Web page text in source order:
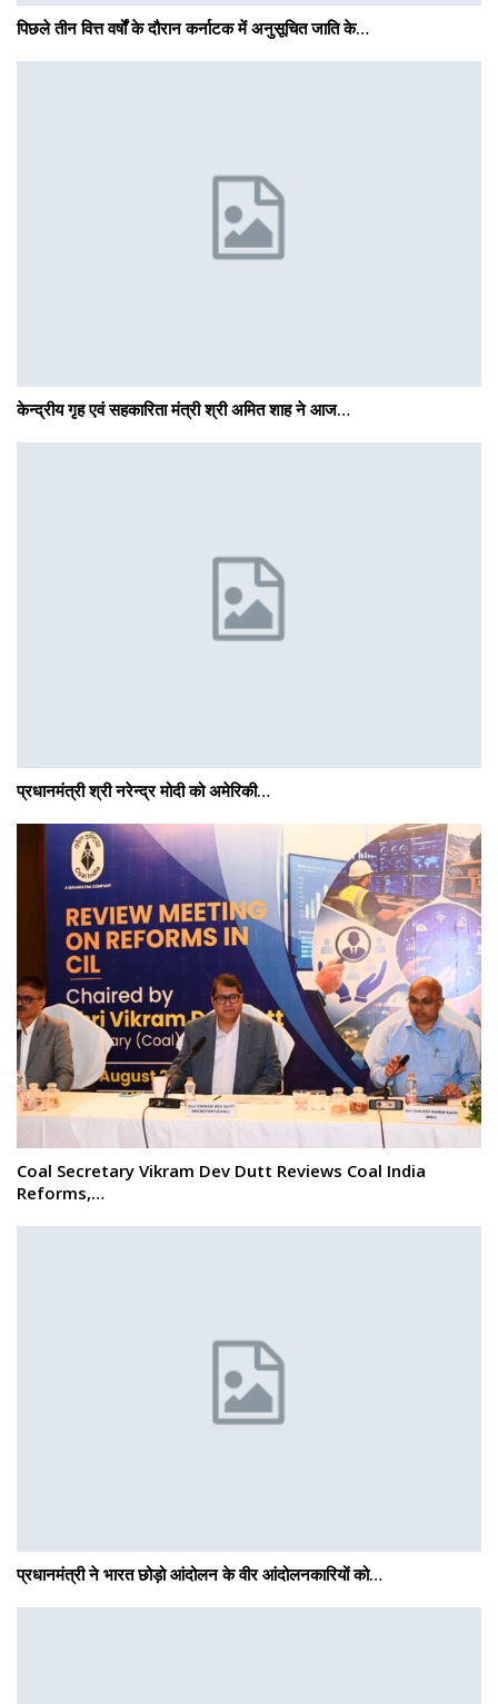
पिछले तीन वित्त वर्षों के दौरान कर्नाटक में अनुसूचित जाति के…
केन्द्रीय गृह एवं सहकारिता मंत्री श्री अमित शाह ने आज…
प्रधानमंत्री श्री नरेन्‍द्र मोदी को अमेरिकी…
Coal Secretary Vikram Dev Dutt Reviews Coal India
Reforms,…
प्रधानमंत्री ने भारत छोड़ो आंदोलन के वीर आंदोलनकारियों को…